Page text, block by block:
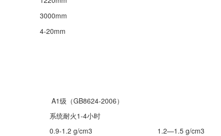
3000mm
4-20mm
A1级（GB8624-2006）
系统耐火1-4小时
0.9-1.2 g/cm3 1.2—1.5 g/cm3